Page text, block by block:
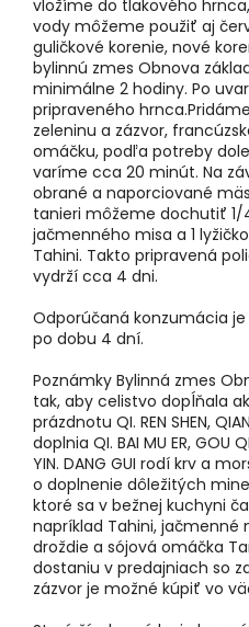
vložíme do tlakového
vody môžeme použiť aj
guličkové korenie, nové
bylinnú zmes Obnova
minimálne 2 hodiny. Po
pripraveného
zeleninu a zázvor,
omáčku, podľa potreby
varíme cca 20 minút. Na
obrané a naporciované
tanieri môžeme dochutiť 1/
jačmenného misa a 1
Tahini. Takto pripravená
vydrží cca 4 dni.
Odporúčaná konzumácia
po dobu 4 dní.
Poznámky Bylinná zmes
tak, aby celistvo dopĺňala
prázdnotu QI. REN SHEN,
doplnia QI. BAI MU ER, GOU
YIN. DANG GUI rodí krv a
o doplnenie dôležitých
ktoré sa v bežnej kuchyni
napríklad Tahini, jačmenné
droždie a sójová omáčka
dostaniu v predajniach so
zázvor je možné kúpiť vo